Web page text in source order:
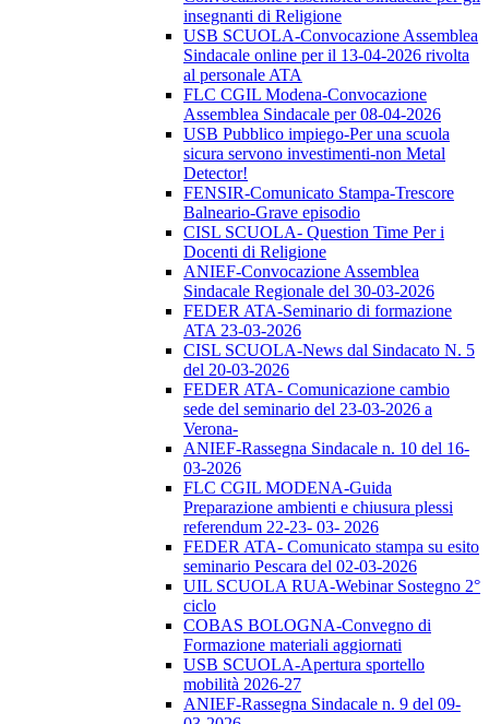
insegnanti di Religione
USB SCUOLA-Convocazione Assemblea
Sindacale online per il 13-04-2026 rivolta
al personale ATA
FLC CGIL Modena-Convocazione
Assemblea Sindacale per 08-04-2026
USB Pubblico impiego-Per una scuola
sicura servono investimenti-non Metal
Detector!
FENSIR-Comunicato Stampa-Trescore
Balneario-Grave episodio
CISL SCUOLA- Question Time Per i
Docenti di Religione
ANIEF-Convocazione Assemblea
Sindacale Regionale del 30-03-2026
FEDER ATA-Seminario di formazione
ATA 23-03-2026
CISL SCUOLA-News dal Sindacato N. 5
del 20-03-2026
FEDER ATA- Comunicazione cambio
sede del seminario del 23-03-2026 a
Verona-
ANIEF-Rassegna Sindacale n. 10 del 16-
03-2026
FLC CGIL MODENA-Guida
Preparazione ambienti e chiusura plessi
referendum 22-23- 03- 2026
FEDER ATA- Comunicato stampa su esito
seminario Pescara del 02-03-2026
UIL SCUOLA RUA-Webinar Sostegno 2°
ciclo
COBAS BOLOGNA-Convegno di
Formazione materiali aggiornati
USB SCUOLA-Apertura sportello
mobilità 2026-27
ANIEF-Rassegna Sindacale n. 9 del 09-